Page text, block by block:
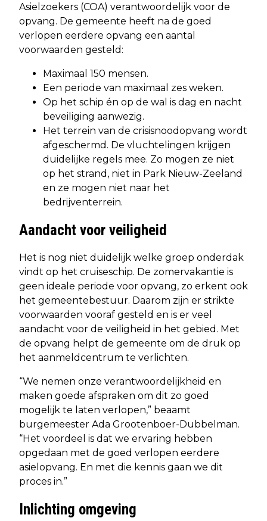
Asielzoekers (COA) verantwoordelijk voor de
opvang. De gemeente heeft na de goed
verlopen eerdere opvang een aantal
voorwaarden gesteld:
Maximaal 150 mensen.
Een periode van maximaal zes weken.
Op het schip én op de wal is dag en nacht
beveiliging aanwezig.
Het terrein van de crisisnoodopvang wordt
afgeschermd. De vluchtelingen krijgen
duidelijke regels mee. Zo mogen ze niet
op het strand, niet in Park Nieuw-Zeeland
en ze mogen niet naar het
bedrijventerrein.
Aandacht voor veiligheid
Het is nog niet duidelijk welke groep onderdak
vindt op het cruiseschip. De zomervakantie is
geen ideale periode voor opvang, zo erkent ook
het gemeentebestuur. Daarom zijn er strikte
voorwaarden vooraf gesteld en is er veel
aandacht voor de veiligheid in het gebied. Met
de opvang helpt de gemeente om de druk op
het aanmeldcentrum te verlichten.
“We nemen onze verantwoordelijkheid en
maken goede afspraken om dit zo goed
mogelijk te laten verlopen,” beaamt
burgemeester Ada Grootenboer-Dubbelman.
“Het voordeel is dat we ervaring hebben
opgedaan met de goed verlopen eerdere
asielopvang. En met die kennis gaan we dit
proces in.”
Inlichting omgeving